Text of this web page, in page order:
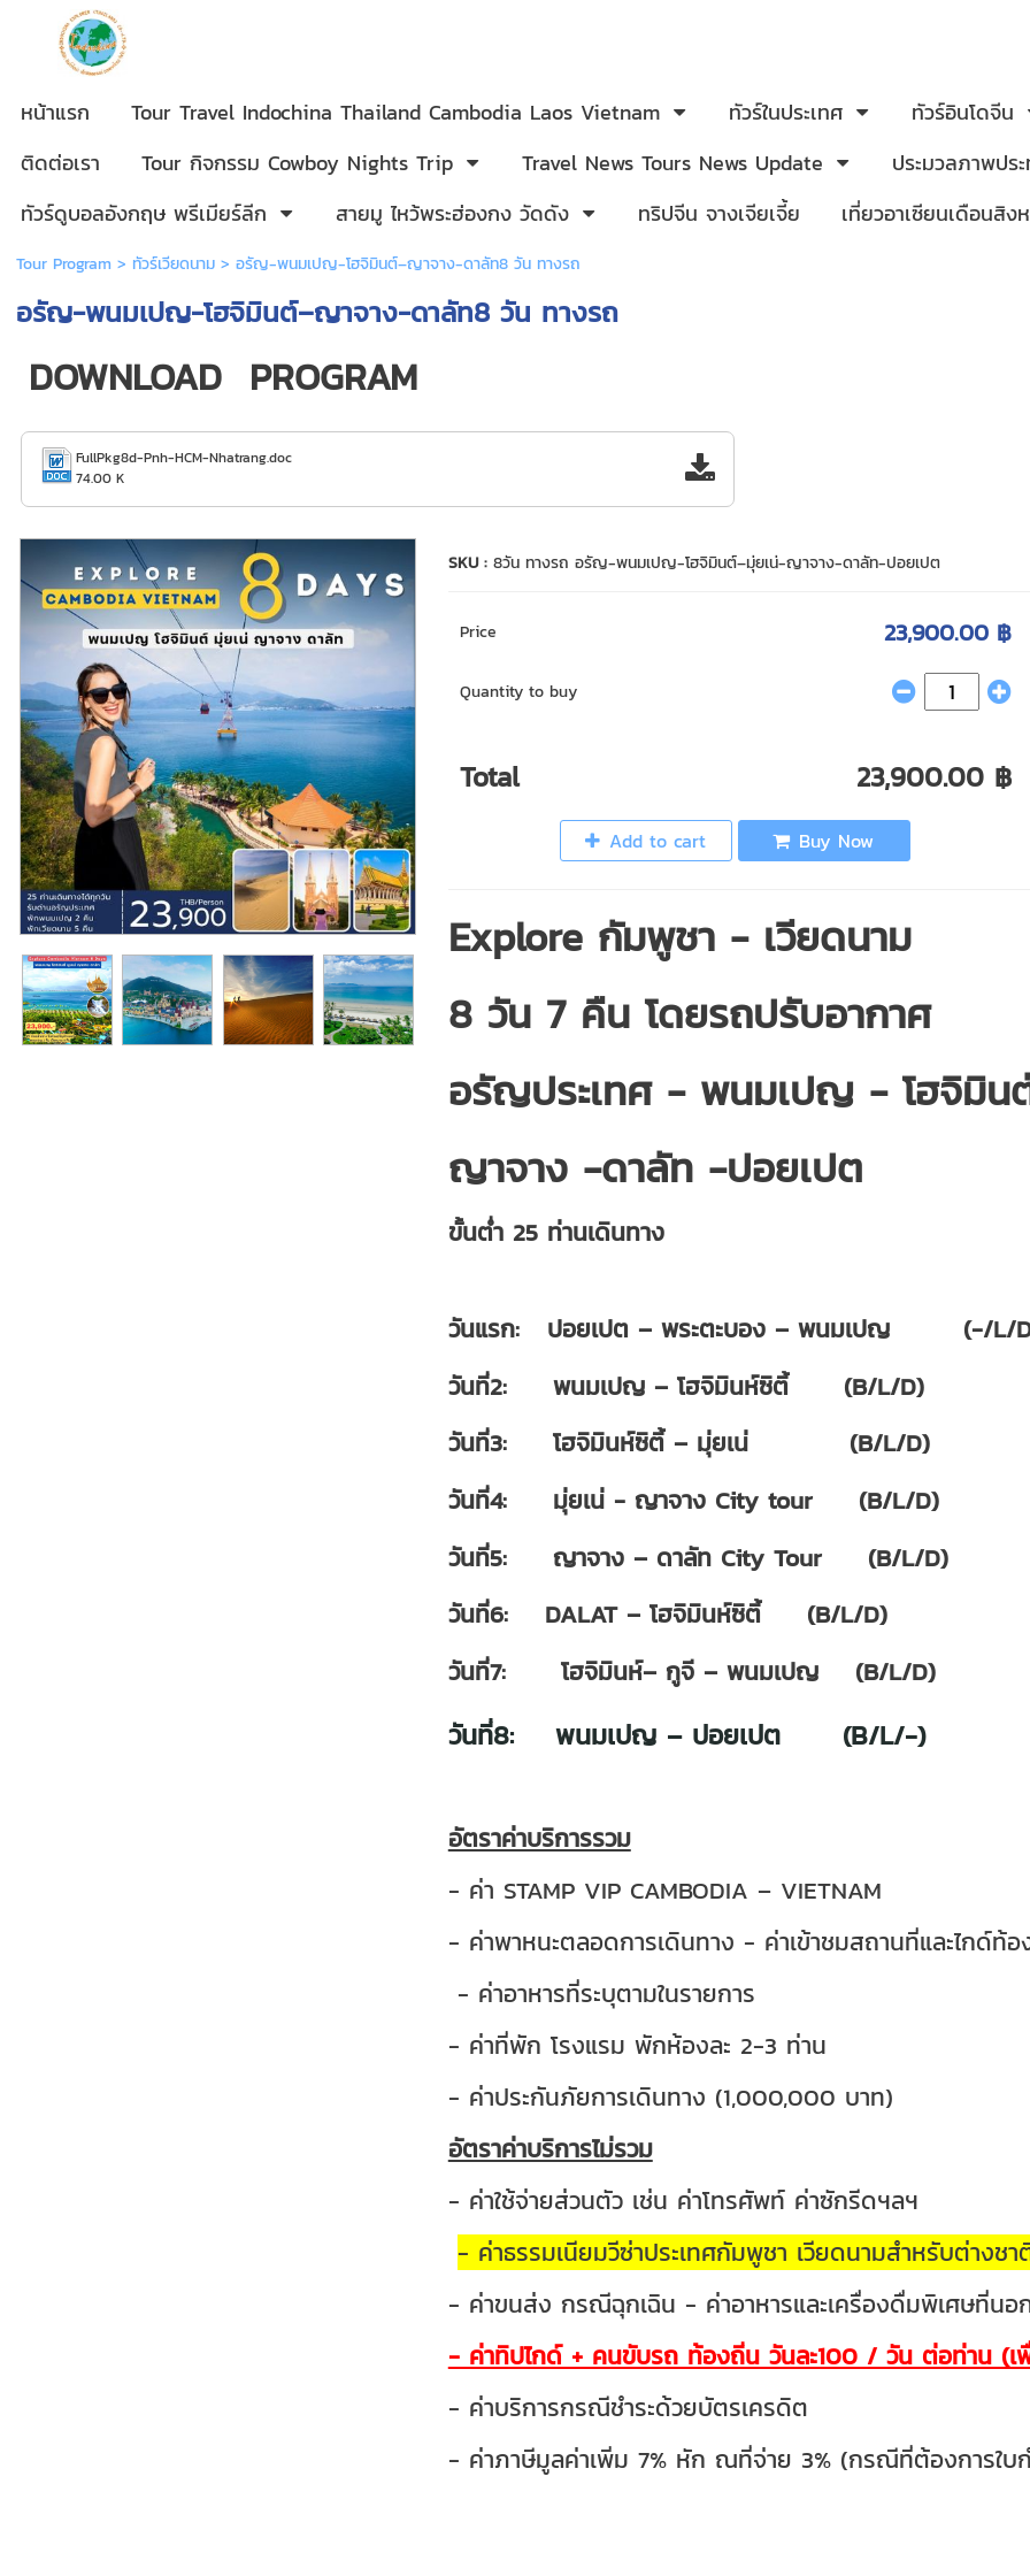
หน้าแรก Tour Travel Indochina Thailand Cambodia Laos Vietnam ทัวร์ในประเทศ ทัวร์อินโดจีน
ติดต่อเรา
Tour กิจกรรม Cowboy Nights Trip Travel News Tours News Update ประมวลภาพปร
ทัวร์ดูบอลอังกฤษ พรีเมียร์ลีก
สายมู ไหว้พระฮ่องกง วัดดัง ทริปจีน จางเจียเจี้ย เที่ยวอาเซียนเดือนสิ
Tour Program> ทัวร์เวียดนาม> อรัญ-พนมเปญ-โฮจิมินต์–ญาจาง-ดาลัท8 วัน ทางรถ
อรัญ-พนมเปญ-โฮจิมินต์–ญาจาง-ดาลัท8 วัน ทางรถ
DOWNLOAD PROGRAM
FullPkg8d-Pnh-HCM-Nhatrang.doc
74.00 K
SKU : 8วัน ทางรถ อรัญ-พนมเปญ-โฮจิมินต์–มุ่ยเน่-ญาจาง-ดาลัท-ปอยเปต
Price 23,900.00 ฿
Quantity to buy
Total 23,900.00 ฿
Add to cart Buy Now
Explore กัมพูชา - เวียดนาม
8 วัน 7 คืน โดยรถปรับอากาศ
อรัญประเทศ - พนมเปญ - โฮจิมิน
ญาจาง -ดาลัท -ปอยเปต
ขั้นต่ำ 25 ท่านเดินทาง
วันแรก: ปอยเปต – พระตะบอง – พนมเปญ (-/
วันที่2: พนมเปญ – โฮจิมินห์ซิตี้ (B/L/D)
วันที่3: โฮจิมินห์ซิตี้ – มุ่ยเน่ (B/L/D)
วันที่4: มุ่ยเน่ - ญาจาง City tour (B/L/D)
วันที่5: ญาจาง – ดาลัท City Tour (B/L/D)
วันที่6: DALAT – โฮจิมินห์ซิตี้ (B/L/D)
วันที่7: โฮจิมินห์– กูจี – พนมเปญ (B/L/D)
วันที่8: พนมเปญ – ปอยเปต (B/L/-)
อัตราค่าบริการรวม
- ค่า STAMP VIP CAMBODIA – VIETNAM
- ค่าพาหนะตลอดการเดินทาง - ค่าเข้าชมสถานที่และไกด์ท้
- ค่าอาหารที่ระบุตามในรายการ
- ค่าที่พัก โรงแรม พักห้องละ 2-3 ท่าน
- ค่าประกันภัยการเดินทาง (1,000,000 บาท)
อัตราค่าบริการไม่รวม
- ค่าใช้จ่ายส่วนตัว เช่น ค่าโทรศัพท์ ค่าซักรีดฯลฯ
- ค่าธรรมเนียมวีซ่าประเทศกัมพูชา เวียดนามสำหรับต่างชา
- ค่าขนส่ง กรณีฉุกเฉิน - ค่าอาหารและเครื่องดื่มพิเศษที่นอก
- ค่าทิปไกด์ + คนขับรถ ท้องถิ่น วันละ100 / วัน ต่อท่าน (เพื่
- ค่าบริการกรณีชำระด้วยบัตรเครดิต
- ค่าภาษีมูลค่าเพิ่ม 7% หัก ณที่จ่าย 3% (กรณีที่ต้องการใบ